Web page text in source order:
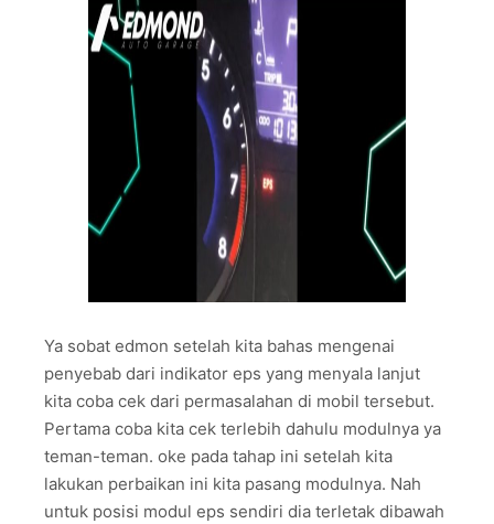
Ya sobat edmon setelah kita bahas mengenai
penyebab dari indikator eps yang menyala lanjut
kita coba cek dari permasalahan di mobil tersebut.
Pertama coba kita cek terlebih dahulu modulnya ya
teman-teman. oke pada tahap ini setelah kita
lakukan perbaikan ini kita pasang modulnya. Nah
untuk posisi modul eps sendiri dia terletak dibawah